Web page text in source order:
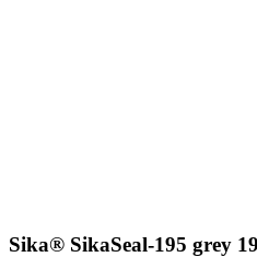
Sika® SikaSeal-195 grey